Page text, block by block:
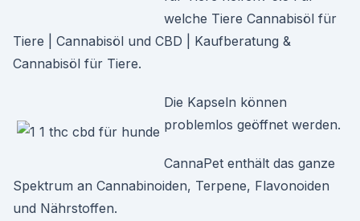
welche Tiere Cannabisöl für
Tiere | Cannabisöl und CBD | Kaufberatung &
Cannabisöl für Tiere.
Die Kapseln können
problemlos geöffnet werden.
CannaPet enthält das ganze
Spektrum an Cannabinoiden, Terpene, Flavonoiden
und Nährstoffen.